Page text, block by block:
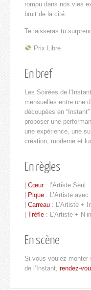
rompu dans nos vies
bruit de la cité.
Te laisseras tu
Prix Libre
En bref
Les Soirées de
mensuelles entre une
découpées en
proposer une
une expérience, une
création, moderne et
En règles
Cœur: l’Artiste Seul
Pique : L’Artiste avec
Carreau : L’Artiste +
Trèfle : L’Artiste +
En scène
Si vous voulez monter
de l’Instant, rendez-